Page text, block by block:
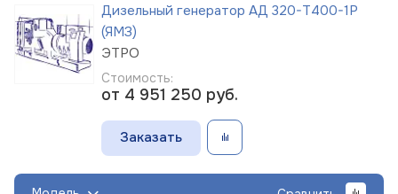
Дизельный генератор АД 320-Т400-1Р
(ЯМЗ)
ЭТРО
Стоимость:
от 4 951 250 руб.
Заказать